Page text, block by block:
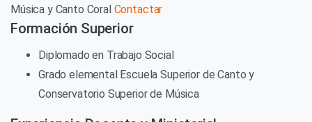
Música y Canto Coral Contactar
Formación Superior
Diplomado en Trabajo Social
Grado elemental Escuela Superior de Canto y
Conservatorio Superior de Música